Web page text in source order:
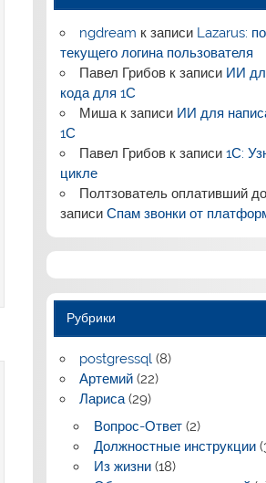
ngdream к записи Lazarus:
текущего логина пользователя
Павел Грибов к записи ИИ
кода для 1С
Мишак записи ИИ для
1С
Павел Грибов к записи1С:
цикле
Полтзователь оплативший
записиСпам звонки от
Рубрики
postgressql (8)
Артемий (22)
Лариса(29)
Вопрос-Ответ(2)
Должностные инструкции
Из жизни(18)